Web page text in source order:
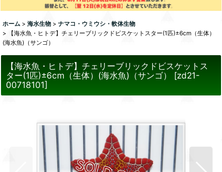
ホーム > 海水生物 > ナマコ・ウミウシ・軟体生物
>
【海水魚・ヒトデ】チェリーブリックドビスケットスター(1匹)±6cm（生体）
(海水魚)（サンゴ）
【海水魚・ヒトデ】チェリーブリックドビスケットス
ター(1匹)±6cm（生体）(海水魚)（サンゴ）
[zd21-
00718101]